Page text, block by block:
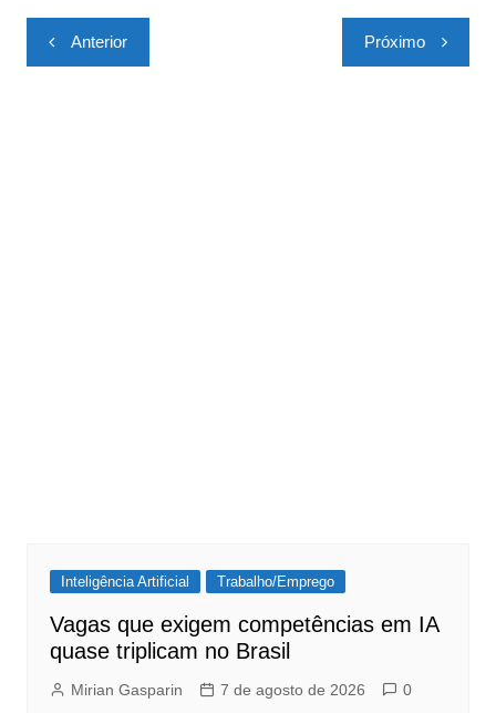
Navegação
de
Anterior Próximo
Inteligência Artificial Trabalho/Emprego
Vagas que exigem competências em IA
quase triplicam no Brasil
Mirian Gasparin 7 de agosto de 2026 0